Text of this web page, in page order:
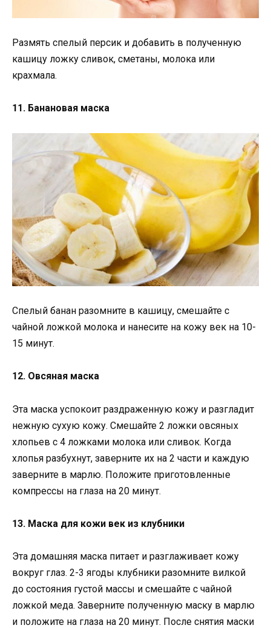
Размять спелый персик и добавить в полученную
кашицу ложку сливок, сметаны, молока или
крахмала.
11. Банановая маска
Спелый банан разомните в кашицу, смешайте с
чайной ложкой молока и нанесите на кожу век на 10-
15 минут.
12. Овсяная маска
Эта маска успокоит раздраженную кожу и разгладит
нежную сухую кожу. Смешайте 2 ложки овсяных
хлопьев с 4 ложками молока или сливок. Когда
хлопья разбухнут, заверните их на 2 части и каждую
заверните в марлю. Положите приготовленные
компрессы на глаза на 20 минут.
13. Маска для кожи век из клубники
Эта домашняя маска питает и разглаживает кожу
вокруг глаз. 2-3 ягоды клубники разомните вилкой
до состояния густой массы и смешайте с чайной
ложкой меда. Заверните полученную маску в марлю
и положите на глаза на 20 минут. После снятия маски